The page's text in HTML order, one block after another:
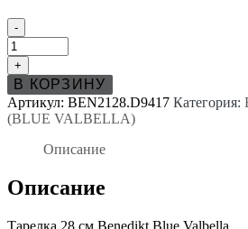
Количество
товара
Тарелка
28
см
Бенедикт
Блю
(Benedikt
Valbella)
-
+
В КОРЗИНУ
Артикул: BEN2128.D9417 Категория:
(BLUE VALBELLA)
Описание
Описание
Тарелка 28 см Benedikt Blue Valbella